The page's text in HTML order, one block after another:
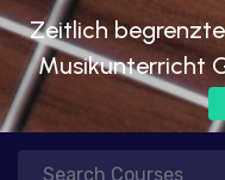
Zeitlich
Musikunterricht